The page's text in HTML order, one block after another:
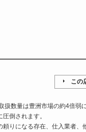
この
数量は豊洲市場の約4倍弱
倒されます。
りになる存在、仕入業者、